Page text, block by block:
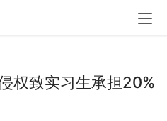
权致实习生承担20%